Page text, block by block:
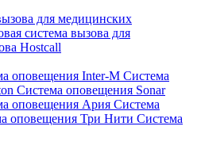
для медицинских
система вызова для
Hostcall
оповещения Inter-M Система
Система оповещения Sonar
оповещения Ария Система
оповещения Три Нити Система